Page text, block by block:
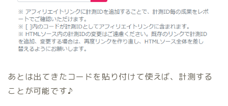
あとは出てきたコードを貼り付けて使えば、計測する
ことが可能です♪